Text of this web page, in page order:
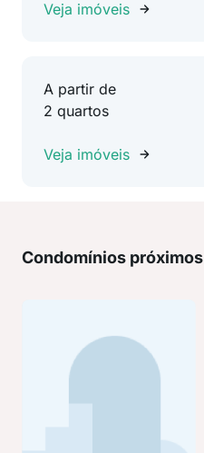
Veja imóveis
A partir de
2 quartos
Veja imóveis
Condomínios próximos